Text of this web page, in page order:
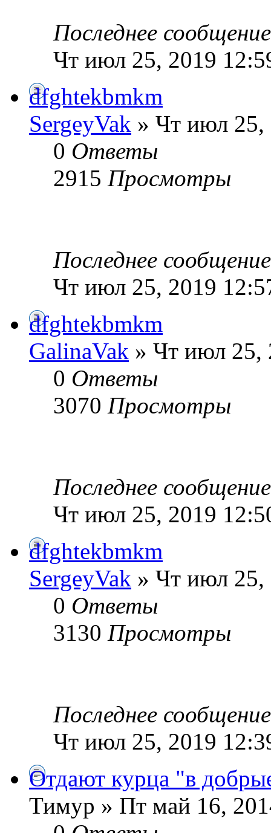
Последнее
Чт июл 25, 2019
dfghtekbmkm
SergeyVak » Чт июл 25,
0 Ответы
2915 Просмотры
Последнее
Чт июл 25, 2019
dfghtekbmkm
GalinaVak » Чт июл 25,
0 Ответы
3070 Просмотры
Последнее
Чт июл 25, 2019
dfghtekbmkm
SergeyVak » Чт июл 25,
0 Ответы
3130 Просмотры
Последнее
Чт июл 25, 2019
Отдают курца "в
Тимур » Пт май 16,